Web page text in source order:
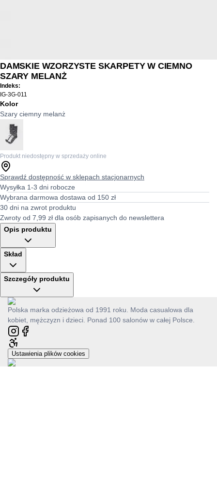
DAMSKIE WZORZYSTE SKARPETY W CIEMNO
SZARY MELANŻ
Indeks:
IG-3G-011
Kolor
Szary ciemny melanż
Produkt niedostępny w sprzedaży online
Sprawdź dostępność w sklepach stacjonarnych
Wysyłka 1-3 dni robocze
Wybrana darmowa dostawa od 150 zł
30 dni na zwrot produktu
Zwroty od 7,99 zł dla osób zapisanych do newslettera
Opis produktu
Skład
Szczegóły produktu
Polska marka odzieżowa od 1991 roku. Moda casualowa dla
kobiet, mężczyzn i dzieci. Ponad 100 salonów w całej Polsce.
Ustawienia plików cookies